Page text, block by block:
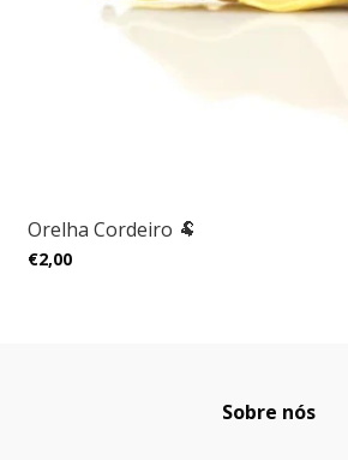
Orelha Cordeiro 🐏
€2,00
Sobre nós